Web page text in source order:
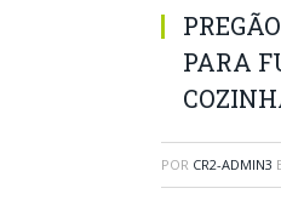
PARA
POR CR2-ADMIN3